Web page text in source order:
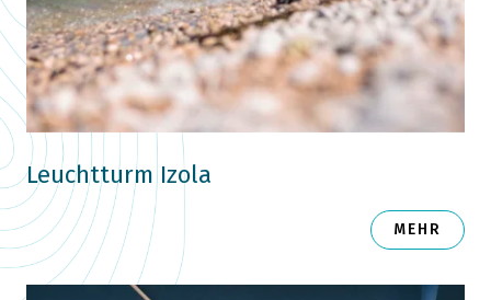
Leuchtturm Izola
MEHR